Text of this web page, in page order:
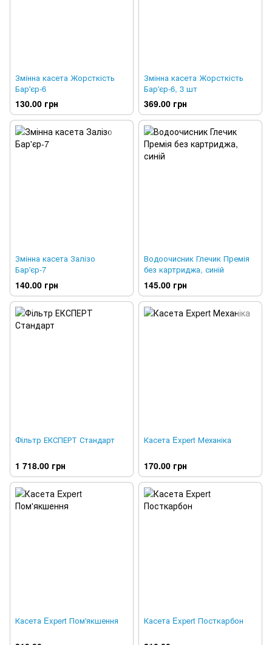
Змінна касета Жорсткість
Бар'єр-6
130.00 грн
Змінна касета Жорсткість
Бар'єр-6, 3 шт
369.00 грн
Змінна касета Залізо
Бар'єр-7
140.00 грн
Водоочисник Глечик Премія
без картриджа, синій
145.00 грн
Фільтр ЕКСПЕРТ Стандарт
1 718.00 грн
Касета Expert Механіка
170.00 грн
Касета Expert Пом'якшення Касета Expert Посткарбон